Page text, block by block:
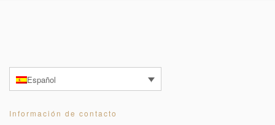
Español
Información de contacto